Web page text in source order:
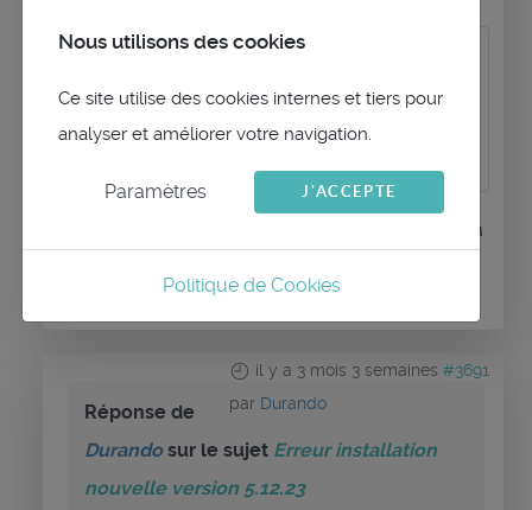
pour participer à
il y a 3 mois 3 semaines #3691
par Durando
Réponse de
Durandosur le sujet Erreur installation
nouvelle version 5.12.23
Nous utilisons des cookies
Ce site utilise des cookies internes et tiers pour
analyser et améliorer votre navigation.
Paramètres J'ACCEPTE
Politique de Cookies